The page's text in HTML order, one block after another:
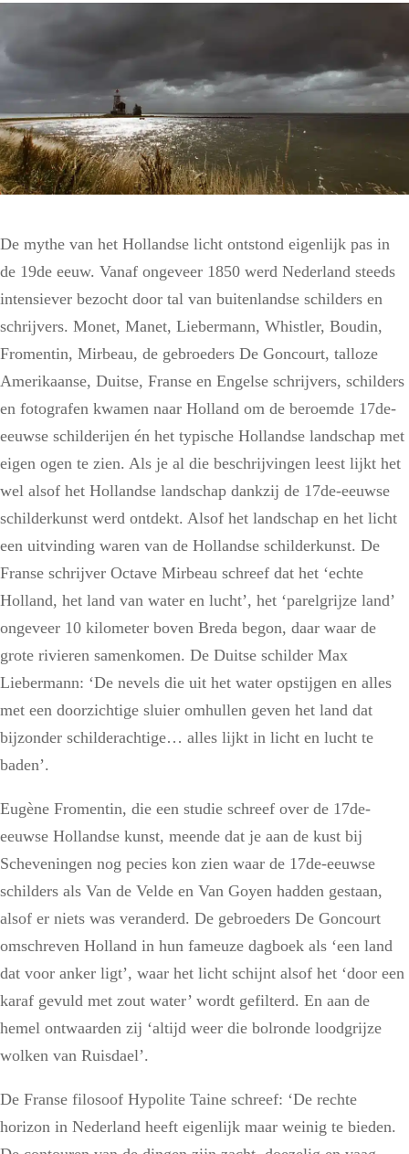
De mythe van het Hollandse licht ontstond eigenlijk pas in
de 19de eeuw. Vanaf ongeveer 1850 werd Nederland steeds
intensiever bezocht door tal van buitenlandse schilders en
schrijvers. Monet, Manet, Liebermann, Whistler, Boudin,
Fromentin, Mirbeau, de gebroeders De Goncourt, talloze
Amerikaanse, Duitse, Franse en Engelse schrijvers, schilders
en fotografen kwamen naar Holland om de beroemde 17de-
eeuwse schilderijen én het typische Hollandse landschap met
eigen ogen te zien. Als je al die beschrijvingen leest lijkt het
wel alsof het Hollandse landschap dankzij de 17de-eeuwse
schilderkunst werd ontdekt. Alsof het landschap en het licht
een uitvinding waren van de Hollandse schilderkunst. De
Franse schrijver Octave Mirbeau schreef dat het ‘echte
Holland, het land van water en lucht’, het ‘parelgrijze land’
ongeveer 10 kilometer boven Breda begon, daar waar de
grote rivieren samenkomen. De Duitse schilder Max
Liebermann: ‘De nevels die uit het water opstijgen en alles
met een doorzichtige sluier omhullen geven het land dat
bijzonder schilderachtige… alles lijkt in licht en lucht te
baden’.
Eugène Fromentin, die een studie schreef over de 17de-
eeuwse Hollandse kunst, meende dat je aan de kust bij
Scheveningen nog pecies kon zien waar de 17de-eeuwse
schilders als Van de Velde en Van Goyen hadden gestaan,
alsof er niets was veranderd. De gebroeders De Goncourt
omschreven Holland in hun fameuze dagboek als ‘een land
dat voor anker ligt’, waar het licht schijnt alsof het ‘door een
karaf gevuld met zout water’ wordt gefilterd. En aan de
hemel ontwaarden zij ‘altijd weer die bolronde loodgrijze
wolken van Ruisdael’.
De Franse filosoof Hypolite Taine schreef: ‘De rechte
horizon in Nederland heeft eigenlijk maar weinig te bieden.